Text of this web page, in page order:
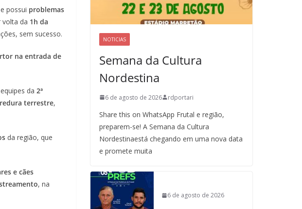
e possui problemas
da 1h da
sem sucesso.
na entrada de
da 2ª
terrestre,
da região, que
e cães
, na
NOTICIAS
Semana da Cultura
Nordestina
6 de agosto de 2026 rdportari
Share this on WhatsApp Frutal e região,
preparem-se! A Semana da Cultura
Nordestinaestá chegando em uma nova data
e promete muita
6 de agosto de 2026